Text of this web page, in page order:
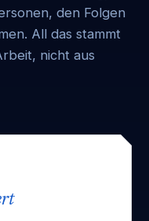
den Folgen
All das stammt
nicht aus